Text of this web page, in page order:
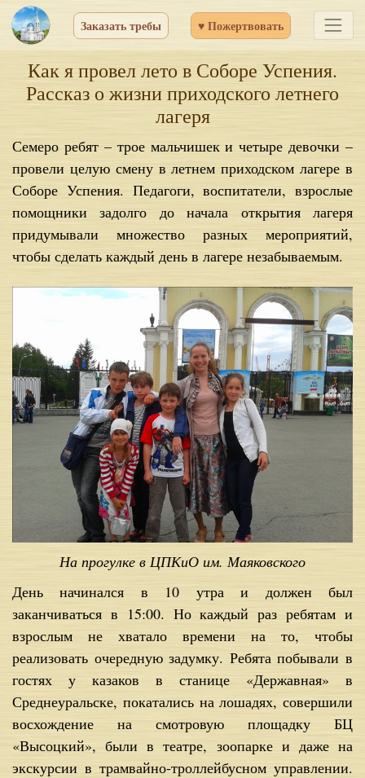
Заказать требы ♥ Пожертвовать
Как я провел лето в Соборе Успения.
Рассказ о жизни приходского летнего
лагеря
Семеро ребят – трое мальчишек и четыре девочки –
провели целую смену в летнем приходском лагере в
Соборе Успения. Педагоги, воспитатели, взрослые
помощники задолго до начала открытия лагеря
придумывали множество разных мероприятий,
чтобы сделать каждый день в лагере незабываемым.
На прогулке в ЦПКиО им. Маяковского
День начинался в 10 утра и должен был
заканчиваться в 15:00. Но каждый раз ребятам и
взрослым не хватало времени на то, чтобы
реализовать очередную задумку. Ребята побывали в
гостях у казаков в станице «Державная» в
Среднеуральске, покатались на лошадях, совершили
восхождение на смотровую площадку БЦ
«Высоцкий», были в театре, зоопарке и даже на
экскурсии в трамвайно-троллейбусном управлении.